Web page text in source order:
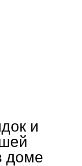
и
доме